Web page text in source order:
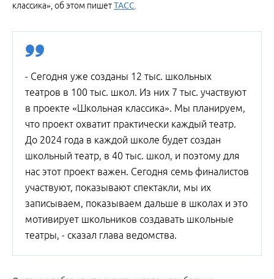
классика», об этом пишетТАСС.
- Сегодня уже созданы 12 тыс. школьных
театров в 100 тыс. школ. Из них 7 тыс. участвуют
в проекте «Школьная классика». Мы планируем,
что проект охватит практически каждый театр.
До 2024 года в каждой школе будет создан
школьный театр, в 40 тыс. школ, и поэтому для
нас этот проект важен. Сегодня семь финалистов
участвуют, показывают спектакли, мы их
записываем, показываем дальше в школах и это
мотивирует школьников создавать школьные
театры, - сказал глава ведомства.